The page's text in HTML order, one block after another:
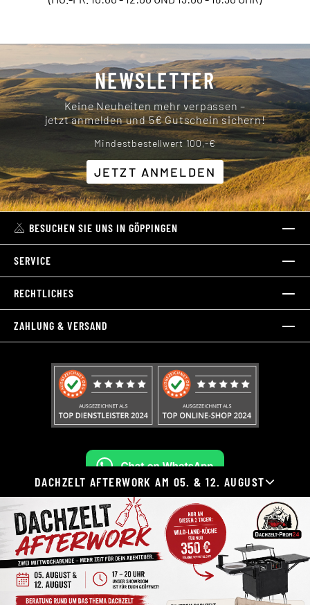
DACHZELT AFTERWORK AM 05. & 12. AUGUST
NEWSLETTER
Keine Neuheiten mehr verpassen –
jetzt anmelden und 5€ Gutschein sichern!
Mindestbestellwert 100,-€
JETZT ANMELDEN
BESUCHEN SIE UNS IN GÖPPINGEN
SERVICE
RECHTLICHES
ZAHLUNG & VERSAND
Widerruf erklären
Alle Preise inkl. gesetzl. Mehrwertsteuer zzgl.Versandkosten
und ggf. Nachnahmegebühren, wenn nicht anders
angegeben.